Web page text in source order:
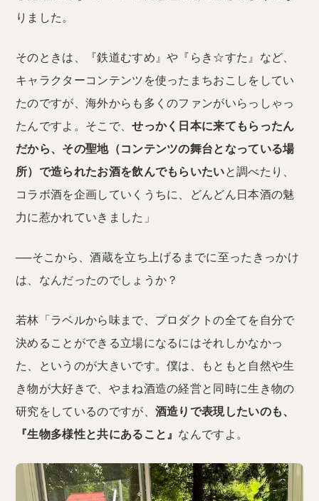
りました。
そのときは、『鉄道むすめ』や『らき☆すた』など、
キャラクターコンテンツを使ったまちおこしをしてい
たのですが、海外からも多くのファンがいらっしゃっ
たんですよ。そこで、せっかく日本に来てもらったん
だから、その聖地（コンテンツの舞台となっている場
所）で造られたお酒を飲んでもらいたいと調べたり、
コラボ酒を企画していくうちに、どんどん日本酒の魅
力に惹かれていきました」
──そこから、酒蔵を立ち上げるまでに至ったきっかけ
は、なんだったのでしょうか？
若林「ラベルから味まで、プロダクトの全てを自分で
決めることができる立場になるにはそれしかなかっ
た、というのが大きいです。僕は、もともと自然や生
き物が大好きで、やまね酒造の経営と同時に生き物の
研究をしているのですが、 酒造りで表現したいのも、
『生物多様性と共にあること』 なんですよ。